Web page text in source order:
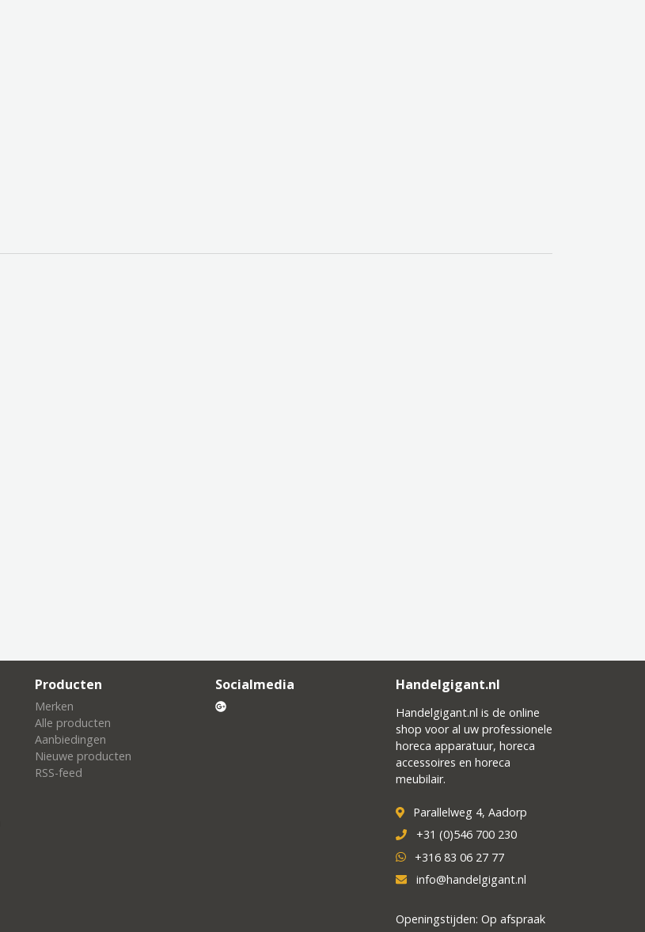
Producten
Merken
Alle producten
Aanbiedingen
Nieuwe producten
RSS-feed
Socialmedia Handelgigant.nl
Handelgigant.nl is de online
shop voor al uw professionele
horeca apparatuur, horeca
accessoires en horeca
meubilair.
Parallelweg 4, Aadorp
+31 (0)546 700 230
+316 83 06 27 77
info@handelgigant.nl
Openingstijden: Op afspraak